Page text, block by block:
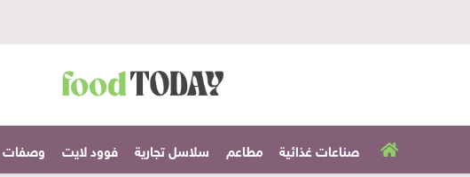
صناعات غذائية مطاعم سلاسل تجارية فوود لايت وصفات